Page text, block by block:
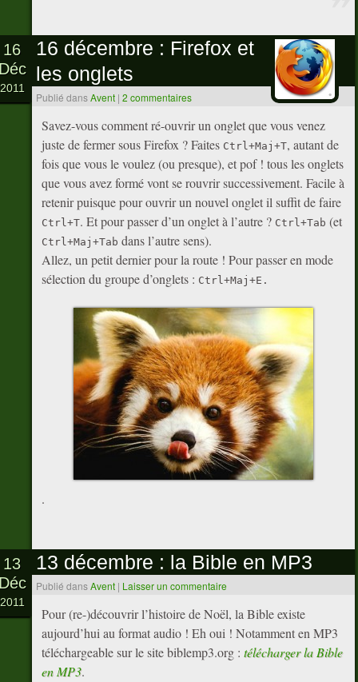
16 décembre : Firefox et
les onglets
Publié dansAvent | 2 commentaires
16
2011
Savez-vous comment ré-ouvrir un onglet que vous venez
juste de fermer sous Firefox ? Faites Ctrl+Maj+T, autant de
fois que vous le voulez (ou presque), et pof ! tous les onglets
que vous avez formé vont se rouvrir successivement. Facile à
retenir puisque pour ouvrir un nouvel onglet il suffit de faire
Ctrl+T. Et pour passer d’un onglet à l’autre ? Ctrl+Tab (et
Ctrl+Maj+Tab dans l’autre sens).
Allez, un petit dernier pour la route ! Pour passer en mode
sélection du groupe d’onglets : Ctrl+Maj+E.
.
13 décembre : la Bible en MP3
Publié dansAvent | Laisser un commentaire
13
2011
Pour (re-)découvrir l’histoire de Noël, la Bible existe
aujourd’hui au format audio ! Eh oui ! Notamment en MP3
téléchargeable sur le site biblemp3.org : télécharger la Bible
en MP3.